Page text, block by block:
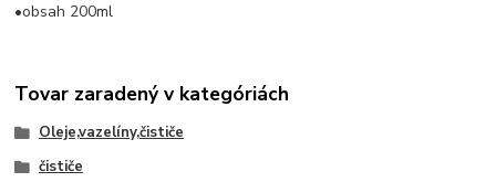
•obsah 200ml
Tovar zaradený v kategóriách
Oleje,vazelíny,čističe
čističe